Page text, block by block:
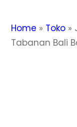
Home » Toko »
Tabanan Bali